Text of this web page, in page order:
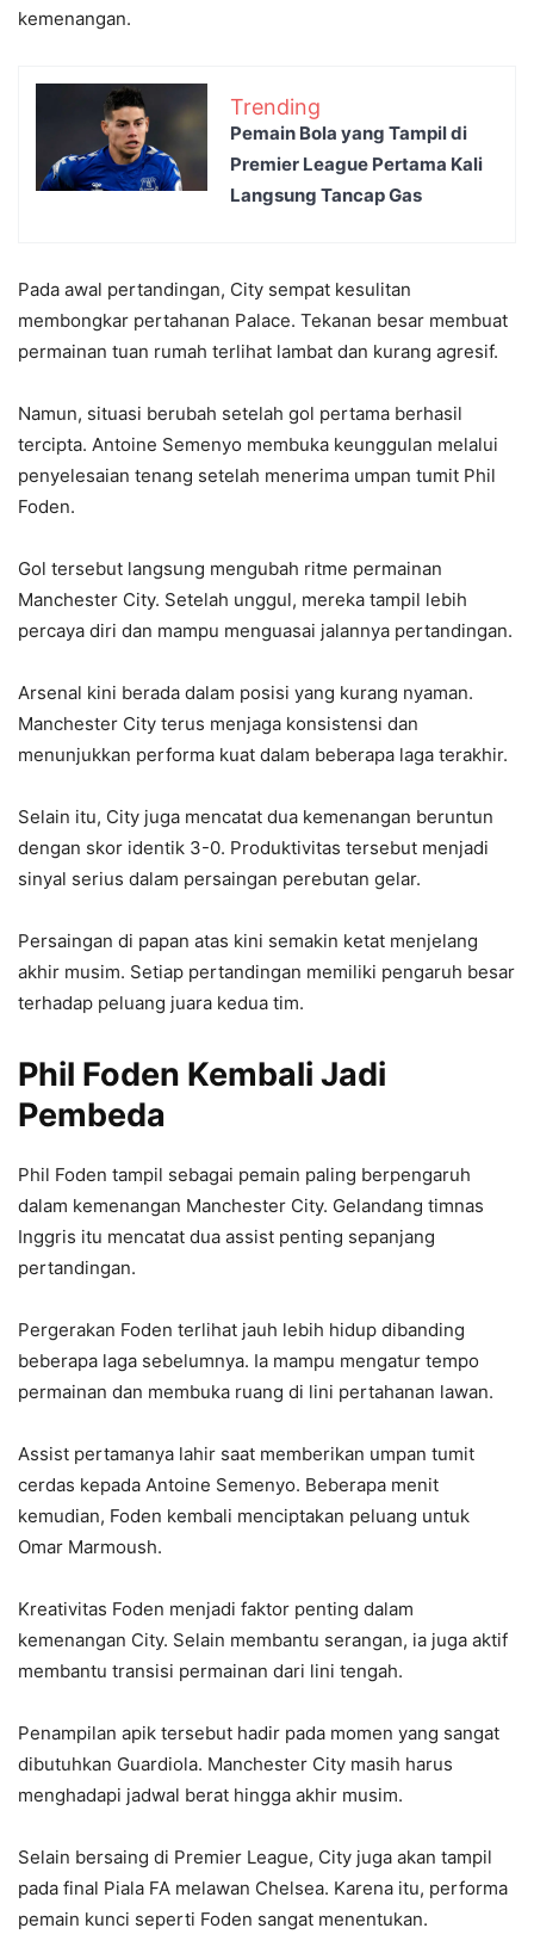
kemenangan.
Trending
Pemain Bola yang Tampil di
Premier League Pertama Kali
Langsung Tancap Gas
Pada awal pertandingan, City sempat kesulitan
membongkar pertahanan Palace. Tekanan besar membuat
permainan tuan rumah terlihat lambat dan kurang agresif.
Namun, situasi berubah setelah gol pertama berhasil
tercipta. Antoine Semenyo membuka keunggulan melalui
penyelesaian tenang setelah menerima umpan tumit Phil
Foden.
Gol tersebut langsung mengubah ritme permainan
Manchester City. Setelah unggul, mereka tampil lebih
percaya diri dan mampu menguasai jalannya pertandingan.
Arsenal kini berada dalam posisi yang kurang nyaman.
Manchester City terus menjaga konsistensi dan
menunjukkan performa kuat dalam beberapa laga terakhir.
Selain itu, City juga mencatat dua kemenangan beruntun
dengan skor identik 3-0. Produktivitas tersebut menjadi
sinyal serius dalam persaingan perebutan gelar.
Persaingan di papan atas kini semakin ketat menjelang
akhir musim. Setiap pertandingan memiliki pengaruh besar
terhadap peluang juara kedua tim.
Phil Foden Kembali Jadi
Pembeda
Phil Foden tampil sebagai pemain paling berpengaruh
dalam kemenangan Manchester City. Gelandang timnas
Inggris itu mencatat dua assist penting sepanjang
pertandingan.
Pergerakan Foden terlihat jauh lebih hidup dibanding
beberapa laga sebelumnya. Ia mampu mengatur tempo
permainan dan membuka ruang di lini pertahanan lawan.
Assist pertamanya lahir saat memberikan umpan tumit
cerdas kepada Antoine Semenyo. Beberapa menit
kemudian, Foden kembali menciptakan peluang untuk
Omar Marmoush.
Kreativitas Foden menjadi faktor penting dalam
kemenangan City. Selain membantu serangan, ia juga aktif
membantu transisi permainan dari lini tengah.
Penampilan apik tersebut hadir pada momen yang sangat
dibutuhkan Guardiola. Manchester City masih harus
menghadapi jadwal berat hingga akhir musim.
Selain bersaing di Premier League, City juga akan tampil
pada final Piala FA melawan Chelsea. Karena itu, performa
pemain kunci seperti Foden sangat menentukan.